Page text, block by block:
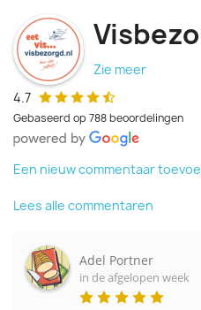
Zie meer
4.7
Gebaseerd op 788 beoordelingen
Een nieuw commentaar
Lees alle commentaren
Adel Portner
in de afgelopen week